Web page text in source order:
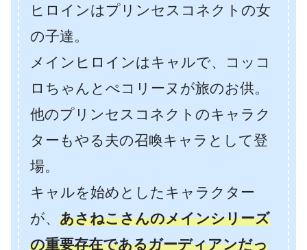
ヒロインはプリンセスコネクトの女
の子達。
メインヒロインはキャルで、コッコ
ロちゃんとぺコリーヌが旅のお供。
他のプリンセスコネクトのキャラク
ターもやる夫の召喚キャラとして登
場。
キャルを始めとしたキャラクター
が、 あさねこさんのメインシリーズ
の重要存在であるガーディアンだっ